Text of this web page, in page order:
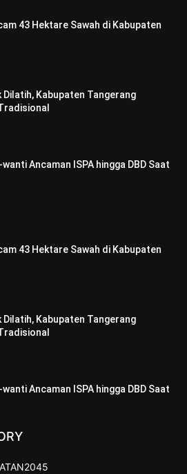
43 Hektare Sawah di Kabupaten
Dilatih, Kabupaten Tangerang
Ancaman ISPA hingga DBD Saat
43 Hektare Sawah di Kabupaten
Dilatih, Kabupaten Tangerang
Ancaman ISPA hingga DBD Saat
2045